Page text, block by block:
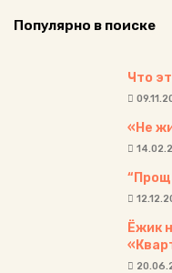
Популярно в поиске
Что
«Не
Ёжик